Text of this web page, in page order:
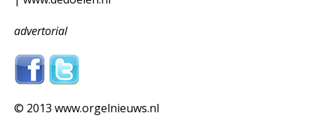
advertorial
© 2013 www.orgelnieuws.nl